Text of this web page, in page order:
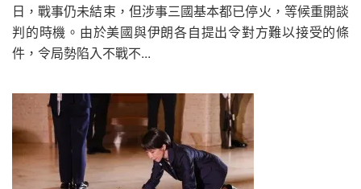
日，戰事仍未結束，但涉事三國基本都已停火，等候重開談
判的時機。由於美國與伊朗各自提出令對方難以接受的條
件，令局勢陷入不戰不...